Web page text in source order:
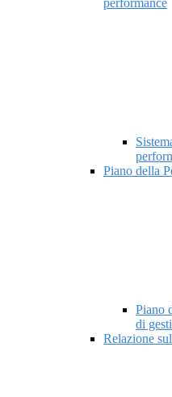
performance
Piano della
Piano
di
Relazione